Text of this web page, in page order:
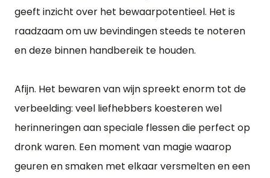
geeft inzicht over het bewaarpotentieel. Het is
raadzaam om uw bevindingen steeds te noteren
en deze binnen handbereik te houden.
Afijn. Het bewaren van wijn spreekt enorm tot de
verbeelding: veel liefhebbers koesteren wel
herinneringen aan speciale flessen die perfect op
dronk waren. Een moment van magie waarop
geuren en smaken met elkaar versmelten en een